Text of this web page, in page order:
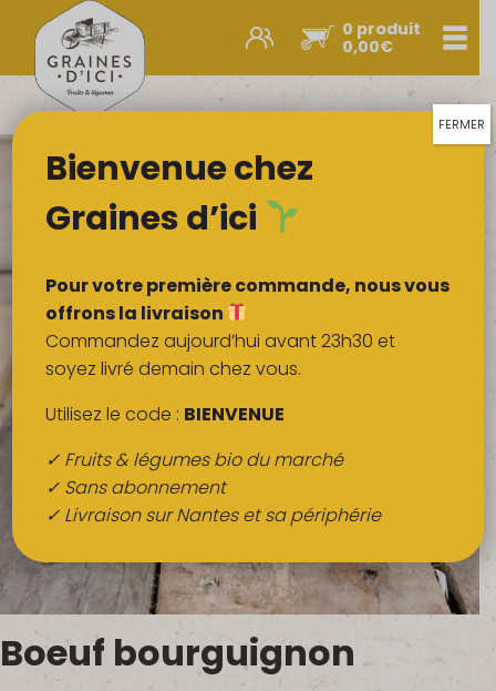
0 produit
0,00€
Promos et nouveautés
Légumes & œufs
Fruits
Viandes
Boulangerie
Crémerie
Poissons
Épicerie sucrée
Épices
Boissons
QUI SOMMES-NOUS ?
FRUITS BIO AU BUREAU
Boeuf bourguignon
Bienvenue chez
Graines d’ici
Pour votre première commande, nous vous
offrons la livraison
Commandez aujourd’hui avant 23h30 et
soyez livré demain chez vous.
Utilisez le code : BIENVENUE
✓ Fruits & légumes bio du marché
✓ Sans abonnement
✓ Livraison sur Nantes et sa périphérie
FERMER